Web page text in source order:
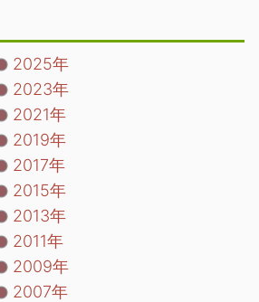
2025年
2023年
2021年
2019年
2017年
2015年
2013年
2011年
2009年
2007年